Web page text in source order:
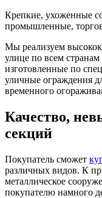
Крепкие, ухоженные
промышленные,
Мы реализуем
улице по всем
изготовленные по
уличные ограждения
временного
Качество,
секций
Покупатель сможет
различных видов. К
металлическое
покупателю намного